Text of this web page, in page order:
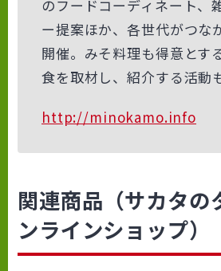
のフードコーディネート、
ー提案ほか、各世代がつな
開催。みそ料理も得意とす
食を取材し、紹介する活動
http://minokamo.info
関連商品（サカタの
ンラインショップ）